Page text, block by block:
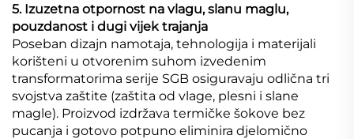
5. Izuzetna otpornost na vlagu, slanu maglu,
pouzdanost i dugi vijek trajanja
Poseban dizajn namotaja, tehnologija i materijali
korišteni u otvorenim suhom izvedenim
transformatorima serije SGB osiguravaju odlična tri
svojstva zaštite (zaštita od vlage, plesni i slane
magle). Proizvod izdržava termičke šokove bez
pucanja i gotovo potpuno eliminira djelomično